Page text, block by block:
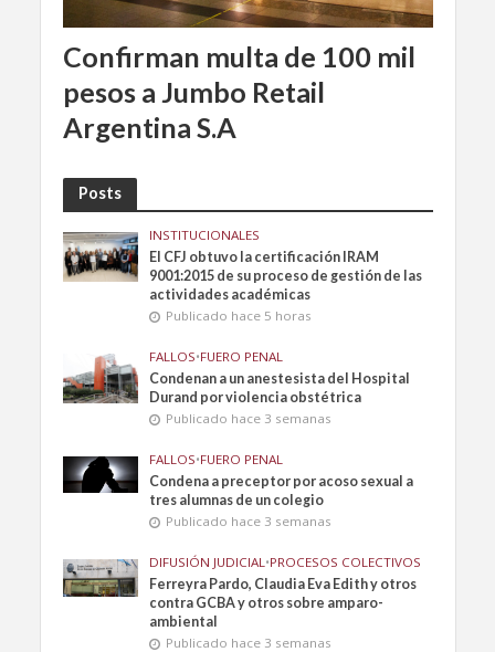
Confirman multa de 100 mil
pesos a Jumbo Retail
Argentina S.A
Posts
INSTITUCIONALES
El CFJ obtuvo la certificación IRAM
9001:2015 de su proceso de gestión de las
actividades académicas
Publicado hace 5 horas
FALLOS•FUERO PENAL
Condenan a un anestesista del Hospital
Durand por violencia obstétrica
Publicado hace 3 semanas
FALLOS•FUERO PENAL
Condena a preceptor por acoso sexual a
tres alumnas de un colegio
Publicado hace 3 semanas
DIFUSIÓN JUDICIAL •PROCESOS COLECTIVOS
Ferreyra Pardo, Claudia Eva Edith y otros
contra GCBA y otros sobre amparo-
ambiental
Publicado hace 3 semanas